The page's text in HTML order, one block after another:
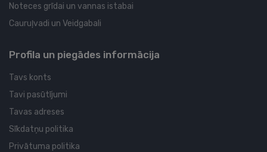
Noteces grīdai un vannas istabai
Cauruļvadi un Veidgabali
Profila un piegādes informācija
Tavs konts
Tavi pasūtījumi
Tavas adreses
Sīkdatņu politika
Privātuma politika